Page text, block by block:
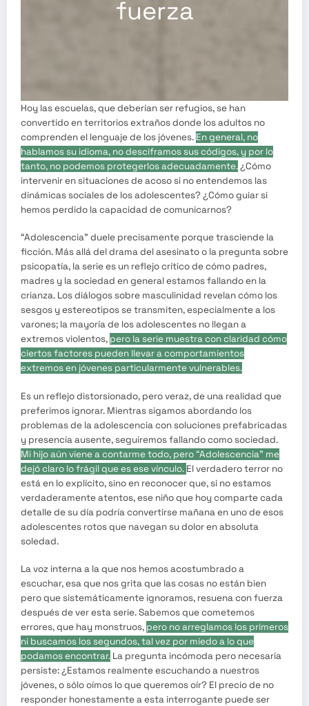
fuerza
Hoy las escuelas, que deberían ser refugios, se han
convertido en territorios extraños donde los adultos no
comprenden el lenguaje de los jóvenes. En general, no
hablamos su idioma, no desciframos sus códigos, y por lo
tanto, no podemos protegerlos adecuadamente.¿Cómo
intervenir en situaciones de acoso si no entendemos las
dinámicas sociales de los adolescentes? ¿Cómo guiar si
hemos perdido la capacidad de comunicarnos?
“Adolescencia” duele precisamente porque trasciende la
ficción. Más allá del drama del asesinato o la pregunta sobre
psicopatía, la serie es un reflejo crítico de cómo padres,
madres y la sociedad en general estamos fallando en la
crianza. Los diálogos sobre masculinidad revelan cómo los
sesgos y estereotipos se transmiten, especialmente a los
varones; la mayoría de los adolescentes no llegan a
extremos violentos, pero la serie muestra con claridad cómo
ciertos factores pueden llevar a comportamientos
extremos en jóvenes particularmente vulnerables.
Es un reflejo distorsionado, pero veraz, de una realidad que
preferimos ignorar. Mientras sigamos abordando los
problemas de la adolescencia con soluciones prefabricadas
y presencia ausente, seguiremos fallando como sociedad.
Mi hijo aún viene a contarme todo, pero “Adolescencia” me
dejó claro lo frágil que es ese vínculo. El verdadero terror no
está en lo explícito, sino en reconocer que, si no estamos
verdaderamente atentos, ese niño que hoy comparte cada
detalle de su día podría convertirse mañana en uno de esos
adolescentes rotos que navegan su dolor en absoluta
soledad.
La voz interna a la que nos hemos acostumbrado a
escuchar, esa que nos grita que las cosas no están bien
pero que sistemáticamente ignoramos, resuena con fuerza
después de ver esta serie. Sabemos que cometemos
errores, que hay monstruos, pero no arreglamos los primeros
ni buscamos los segundos, tal vez por miedo a lo que
podamos encontrar. La pregunta incómoda pero necesaria
persiste: ¿Estamos realmente escuchando a nuestros
jóvenes, o sólo oímos lo que queremos oír? El precio de no
responder honestamente a esta interrogante puede ser